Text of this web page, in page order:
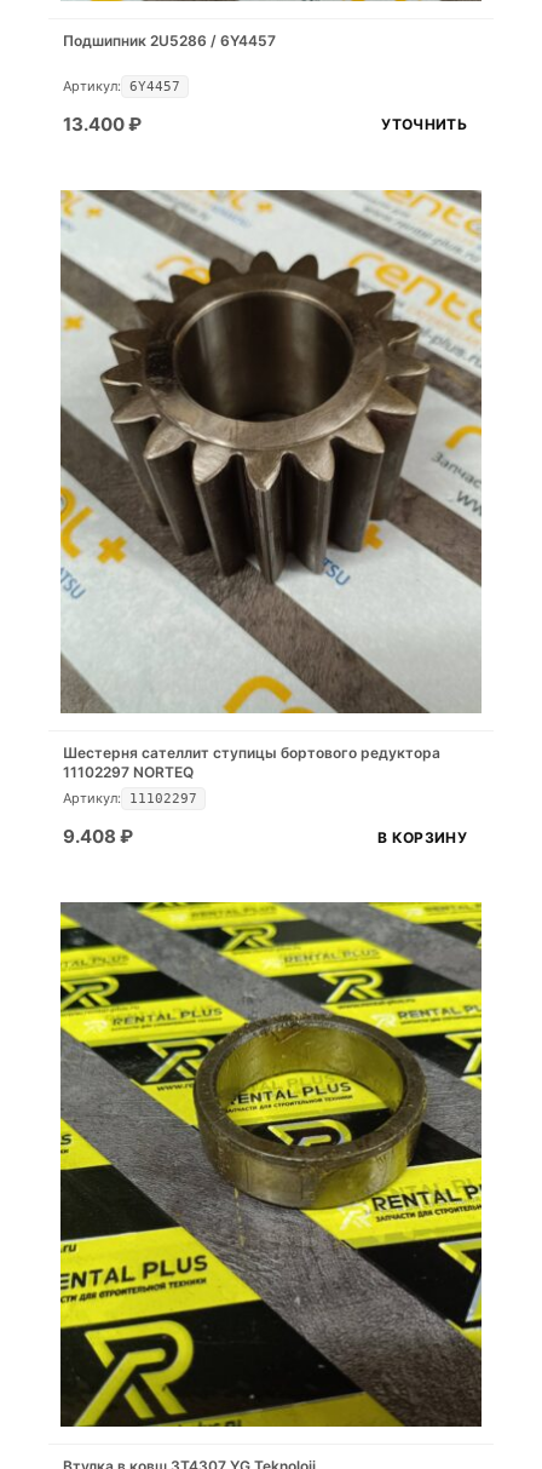
Подшипник 2U5286 / 6Y4457
Артикул: 6Y4457
13.400₽ УТОЧНИТЬ
Шестерня сателлит ступицы бортового редуктора
11102297 NORTEQ
Артикул: 11102297
9.408 ₽ В КОРЗИНУ